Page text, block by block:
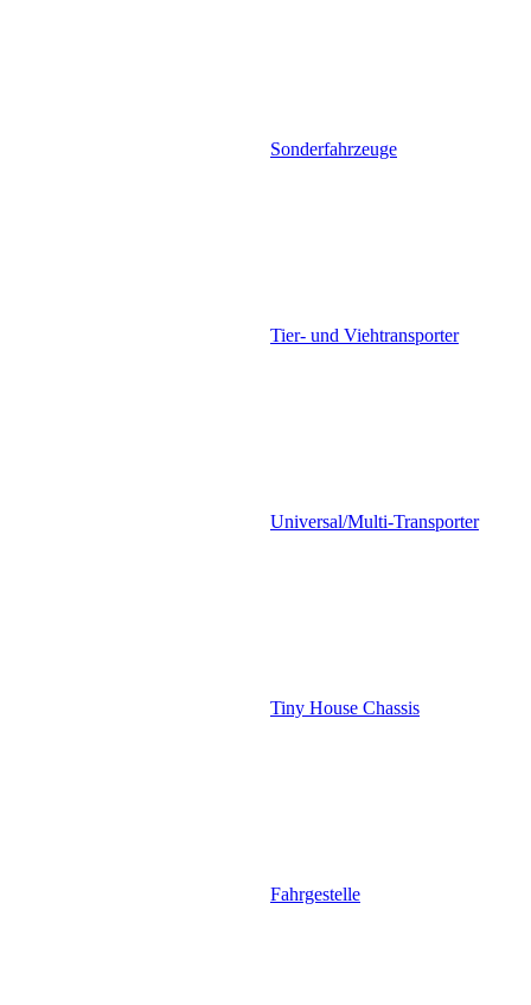
Sonderfahrzeuge
Tier- und Viehtransporter
Universal/Multi-Transporter
Tiny House Chassis
Fahrgestelle